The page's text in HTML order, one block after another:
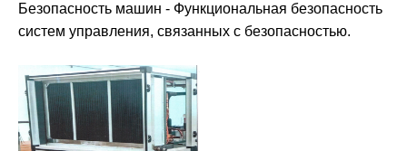
Безопасность машин - Функциональная безопасность
систем управления, связанных с безопасностью.